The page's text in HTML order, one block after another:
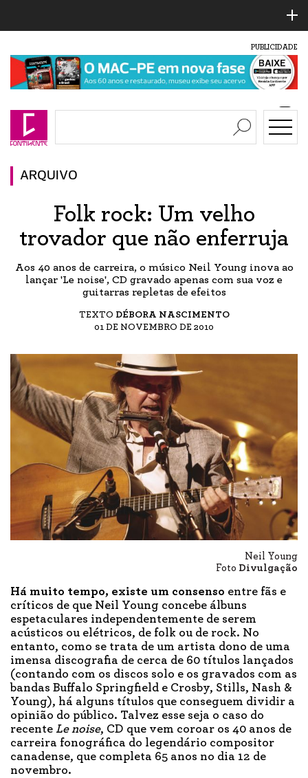
PUBLICIDADE
ARQUIVO
Folk rock: Um velho
trovador que não enferruja
Aos 40 anos de carreira, o músico Neil Young inova ao
lançar 'Le noise', CD gravado apenas com sua voz e
guitarras repletas de efeitos
TEXTO DÉBORA NASCIMENTO
01 DE NOVEMBRO DE 2010
Neil Young
Foto Divulgação
Há muito tempo, existe um consenso entre fãs e
críticos de que Neil Young concebe álbuns
espetaculares independentemente de serem
acústicos ou elétricos, de folk ou de rock. No
entanto, como se trata de um artista dono de uma
imensa discografia de cerca de 60 títulos lançados
(contando com os discos solo e os gravados com as
bandas Buffalo Springfield e Crosby, Stills, Nash &
Young), há alguns títulos que conseguem dividir a
opinião do público. Talvez esse seja o caso do
recente Le noise, CD que vem coroar os 40 anos de
carreira fonográfica do legendário compositor
canadense, que completa 65 anos no dia 12 de
novembro.